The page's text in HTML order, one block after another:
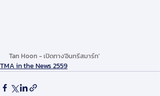
Tan Hoon - เปิดทาง'อินทรีสมาร์ท'
TMA in the News 2559